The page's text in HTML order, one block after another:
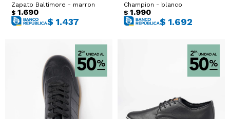
Zapato Baltimore - marron
$ 1.690
$ 1.437
Champion - blanco
$ 1.990
$ 1.692